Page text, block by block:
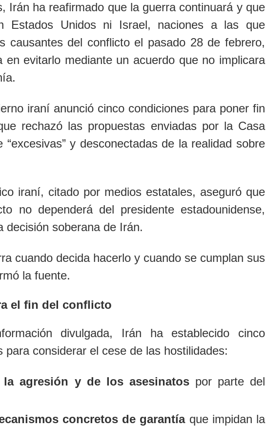
Irán ha reafirmado que la guerra continuará y que
Estados Unidos ni Israel, naciones a las que
causantes del conflicto el pasado 28 de febrero,
evitarlo mediante un acuerdo que no implicara
iraní anunció cinco condiciones para poner fin
rechazó las propuestas enviadas por la Casa
“excesivas” y desconectadas de la realidad sobre
iraní, citado por medios estatales, aseguró que
no dependerá del presidente estadounidense,
decisión soberana de Irán.
cuando decida hacerlo y cuando se cumplan sus
la fuente.
el fin del conflicto
divulgada, Irán ha establecido cinco
para considerar el cese de las hostilidades:
agresión y de los asesinatospor parte del
concretos de garantíaque impidan la